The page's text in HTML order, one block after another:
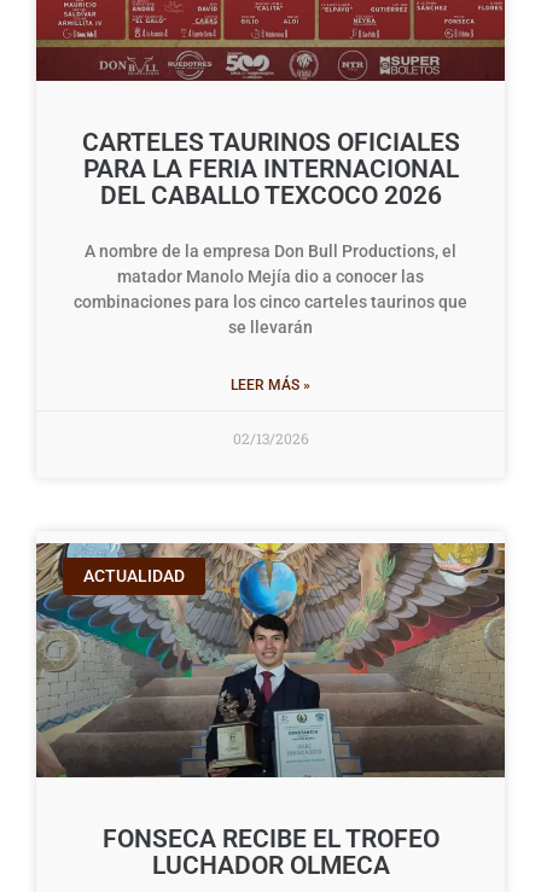
CARTELES TAURINOS OFICIALES
PARA LA FERIA INTERNACIONAL
DEL CABALLO TEXCOCO 2026
A nombre de la empresa Don Bull Productions, el
matador Manolo Mejía dio a conocer las
combinaciones para los cinco carteles taurinos que
se llevarán
LEER MÁS »
02/13/2026
ACTUALIDAD
FONSECA RECIBE EL TROFEO
LUCHADOR OLMECA